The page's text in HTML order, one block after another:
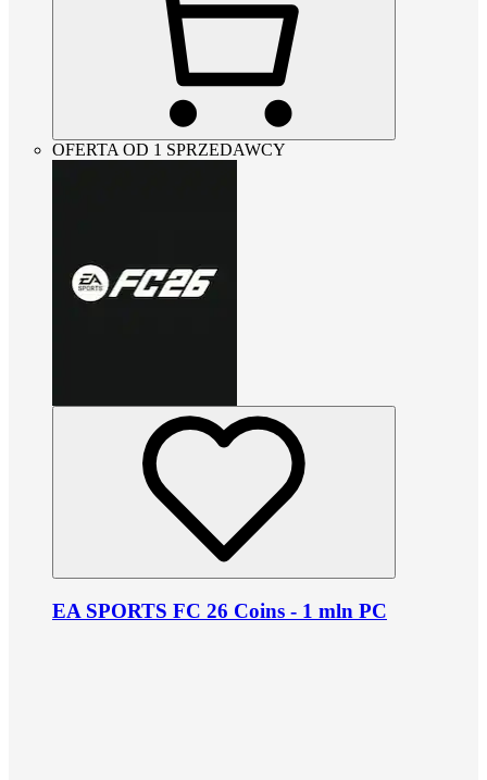
OFERTA OD 1 SPRZEDAWCY
EA SPORTS FC 26 Coins - 1 mln PC